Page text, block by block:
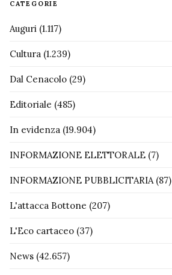
CATEGORIE
Auguri (1.117)
Cultura (1.239)
Dal Cenacolo (29)
Editoriale (485)
In evidenza (19.904)
INFORMAZIONE ELETTORALE (7)
INFORMAZIONE PUBBLICITARIA(87)
L'attacca Bottone (207)
L'Eco cartaceo (37)
News (42.657)